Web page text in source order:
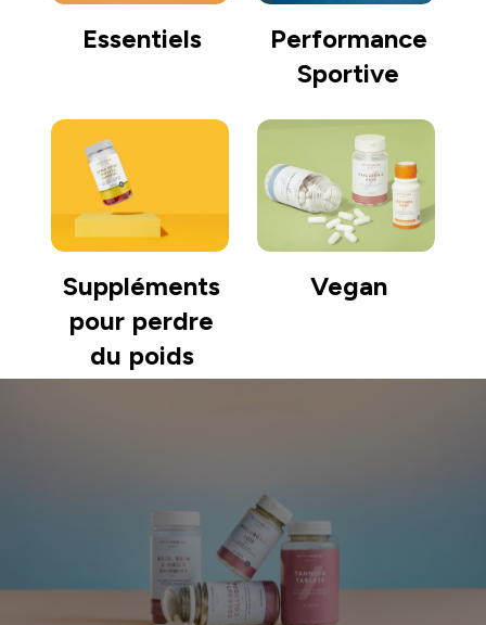
Essentiels
Performance
Sportive
Suppléments
pour perdre
du poids
Vegan